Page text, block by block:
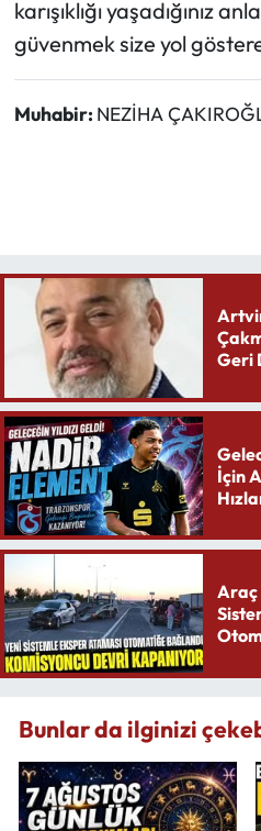
karışıklığı yaşadığınız
güvenmek size yol
Muhabir: NEZİHA
Geri
İçin
Araç
Bunlar da ilginizi